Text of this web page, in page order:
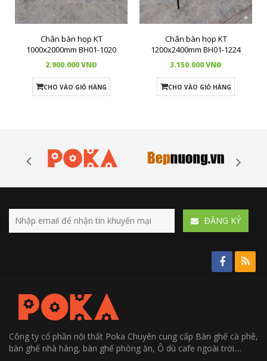
Chân bàn họp KT
1000x2000mm BH01-1020
2.900.000 VNĐ
CHO VÀO GIỎ HÀNG
Chân bàn họp KT
1200x2400mm BH01-1224
3.150.000 VNĐ
CHO VÀO GIỎ HÀNG
ÐĂNG KÝ
Công ty cổ phần nội thất Poka Chuyên cung cấp Bàn ghế cà phê,
bàn ghế nhà hàng, bàn ghế phòng ăn, Ô dù cafe ngoài trời....